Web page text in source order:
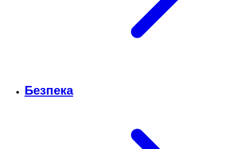
Безпека